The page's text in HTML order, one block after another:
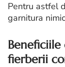
Pentru astfel
garnitura
fierberii